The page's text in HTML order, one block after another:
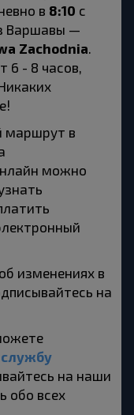
в 8:10 с
Варшавы —
Zachodnia
6 - 8 часов,
Никаких
маршрут в
можно
изменениях в
на
службу
на наши
обо всех